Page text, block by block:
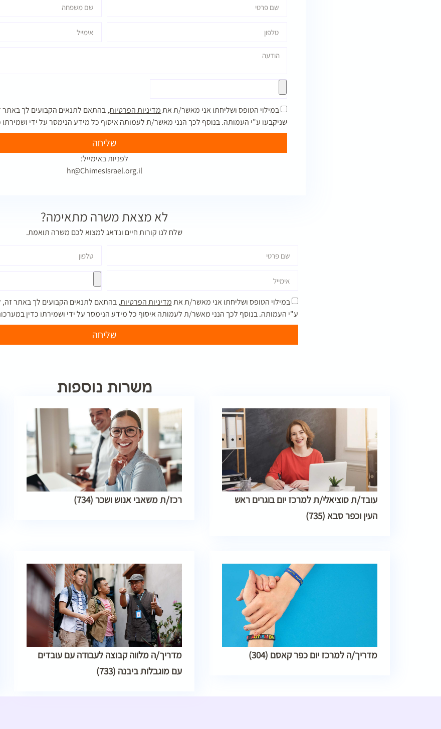
במילוי הטופס ושליחתו אני מאשר/ת אתמדיניות הפרטיות,בהתאם לתנאים הקבועים לך באתר
שניקבעו ע"י העמותה. בנוסף לכך הנני מאשר/ת לעמותה איסוף כל מידע הנימסר על ידי
שליחה
לפניות באימייל:
hr@ChimesIsrael.org.il
לא מצאת משרה מתאימה?
שלח לנו קורות חיים ונדאג למצוא לכם משרה תואמת.
במילוי הטופס ושליחתו אני מאשר/ת אתמדיניות הפרטיות,בהתאם לתנאים הקבועים לך באתר זה,
ע"י העמותה. בנוסף לכך הנני מאשר/ת לעמותה איסוף כל מידע הנימסר על ידי ושמירתו כדין
שליחה
משרות נוספות
עובד/ת סוציאלי/ת למרכז יום בוגרים ראש
העין וכפר סבא (735)
רכז/ת משאבי אנוש ושכר (734)
מדריך/ה למרכז יום כפר קאסם (304)
מדריך/ה מלווה קבוצה לעבודה עם עובדים
עם מוגבלות ביבנה (733)